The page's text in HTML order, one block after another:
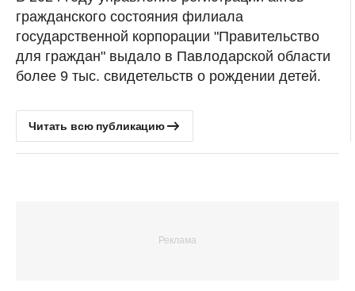
гражданского состояния филиала
государственной корпорации "Правительство
для граждан" выдало в Павлодарской области
более 9 тыс. свидетельств о рождении детей.
Читать всю публикацию